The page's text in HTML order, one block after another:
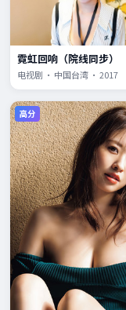
霓虹回响（院线同步）
电视剧 · 中国台湾 · 2017
高分